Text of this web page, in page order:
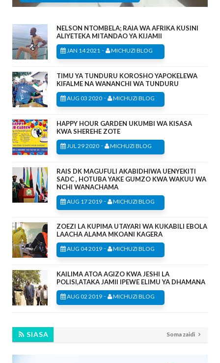
NELSON NTOMBELA; RAIA WA AFRIKA KUSINI
ALIYETEKA MITANDAO YA KIJAMII
JAN 14 2021 - MICHUZI BLOG
TIMU YA TUNDURU KOROSHO YAPOKELEWA
KIFALME NA WANANCHI WA TUNDURU
AUG 03 2020 - MICHUZI BLOG
HAPPY HOUR GARDEN UKUMBI WA KISASA
KWA SHEREHE ZOTE
JUL 29 2020 - MICHUZI BLOG
RAIS DK MAGUFULI AKABIDHIWA UENYEKITI
SADC , HOTUBA YAKE GUMZO KWA WAKUU WA
NCHI WANACHAMA
AUG 17 2019 - MICHUZI BLOG
ZOEZI LA KUPIMA UTAYARI WA KUKABILI EBOLA
LAACHA ALAMA MKOANI KAGERA
AUG 04 2019 - MICHUZI BLOG
KAILIMA ATOA AGIZO KWA JESHI LA
POLISI,ATAKA JAMII IPEWE ELIMU YA DHAMANA
AUG 02 2019 - MICHUZI BLOG
SIASA Soma zaidi